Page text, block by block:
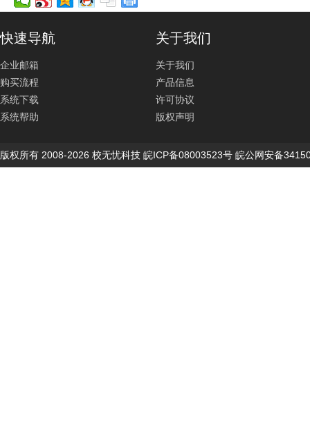
快速导航
企业邮箱
购买流程
系统下载
系统帮助
关于我们
关于我们
产品信息
许可协议
版权声明
版权所有 2008-2026 校无忧科技 皖ICP备08003523号 皖公网安备